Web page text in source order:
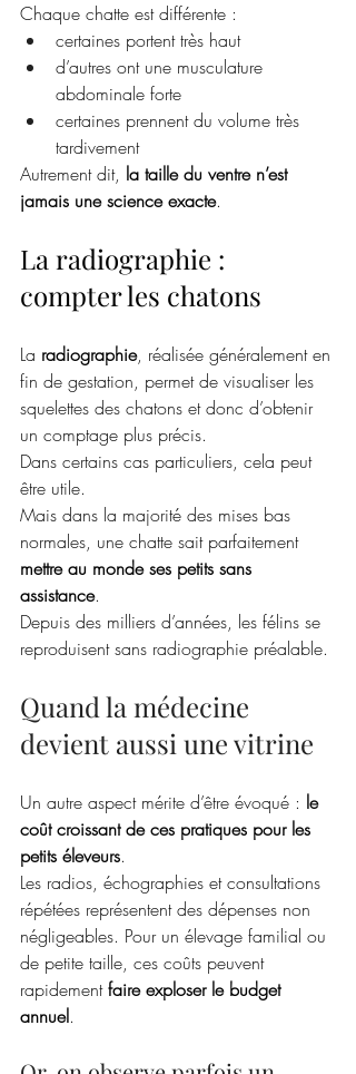
Chaque chatte est différente :
certaines portent très haut
d’autres ont une musculature
abdominale forte
certaines prennent du volume très
tardivement
Autrement dit, la taille du ventre n’est
jamais une science exacte.
La radiographie :
compter les chatons
La radiographie, réalisée généralement en
fin de gestation, permet de visualiser les
squelettes des chatons et donc d’obtenir
un comptage plus précis.
Dans certains cas particuliers, cela peut
être utile.
Mais dans la majorité des mises bas
normales, une chatte sait parfaitement
mettre au monde ses petits sans
assistance.
Depuis des milliers d’années, les félins se
reproduisent sans radiographie préalable.
Quand la médecine
devient aussi une vitrine
Un autre aspect mérite d’être évoqué : le
coût croissant de ces pratiques pour les
petits éleveurs.
Les radios, échographies et consultations
répétées représentent des dépenses non
négligeables. Pour un élevage familial ou
de petite taille, ces coûts peuvent
rapidement faire exploser le budget
annuel.